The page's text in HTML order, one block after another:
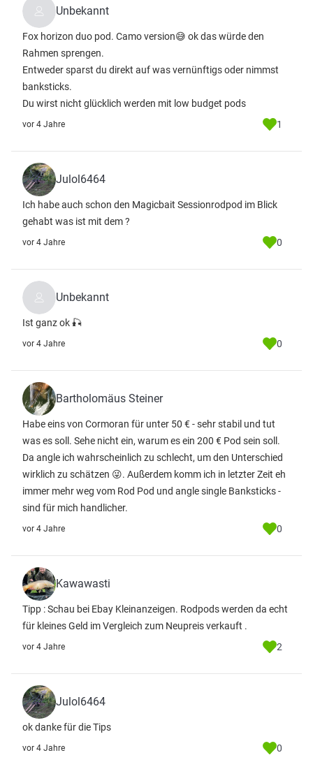
Unbekannt
Fox horizon duo pod. Camo version😅 ok das würde den
Rahmen sprengen.
Entweder sparst du direkt auf was vernünftigs oder nimmst
banksticks.
Du wirst nicht glücklich werden mit low budget pods
vor 4 Jahre 1
Julol6464
Ich habe auch schon den Magicbait Sessionrodpod im Blick
gehabt was ist mit dem ?
vor 4 Jahre 0
Unbekannt
Ist ganz ok 🎣
vor 4 Jahre 0
Bartholomäus Steiner
Habe eins von Cormoran für unter 50 € - sehr stabil und tut
was es soll. Sehe nicht ein, warum es ein 200 € Pod sein soll.
Da angle ich wahrscheinlich zu schlecht, um den Unterschied
wirklich zu schätzen 😜. Außerdem komm ich in letzter Zeit eh
immer mehr weg vom Rod Pod und angle single Banksticks -
sind für mich handlicher.
vor 4 Jahre 0
Kawawasti
Tipp : Schau bei Ebay Kleinanzeigen. Rodpods werden da echt
für kleines Geld im Vergleich zum Neupreis verkauft .
vor 4 Jahre 2
Julol6464
ok danke für die Tips
vor 4 Jahre 0